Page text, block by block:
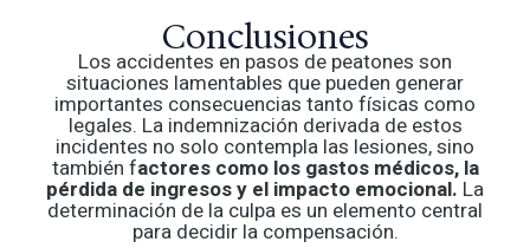
Conclusiones
Los accidentes en pasos de peatones son
situaciones lamentables que pueden generar
importantes consecuencias tanto físicas como
legales. La indemnización derivada de estos
incidentes no solo contempla las lesiones, sino
también factores como los gastos médicos, la
pérdida de ingresos y el impacto emocional. La
determinación de la culpa es un elemento central
para decidir la compensación.